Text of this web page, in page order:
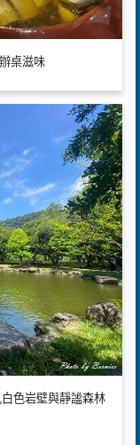
桌滋味
色岩壁與靜謐森林